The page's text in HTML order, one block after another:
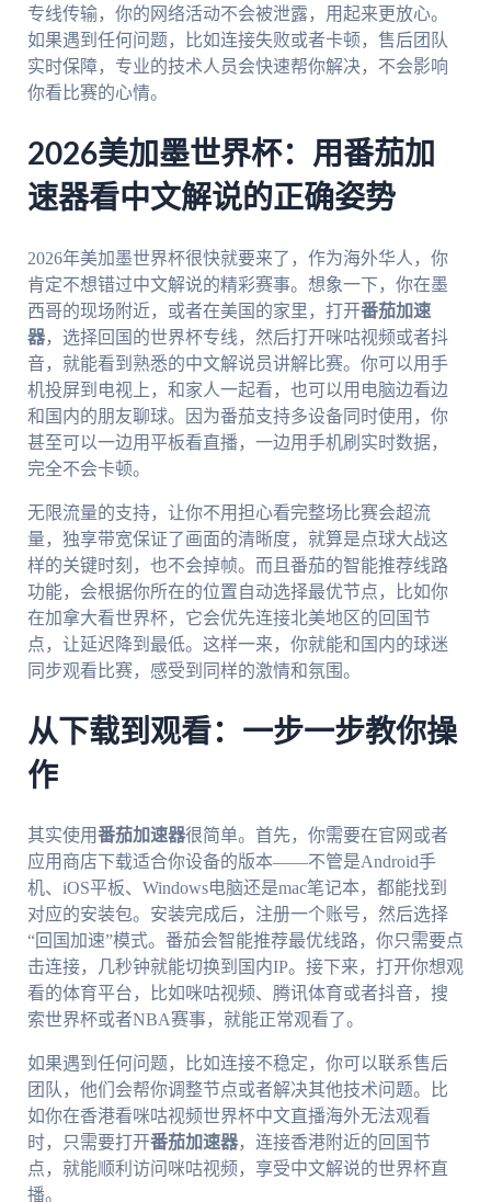
专线传输，你的网络活动不会被泄露，用起来更放心。
如果遇到任何问题，比如连接失败或者卡顿，售后团队
实时保障，专业的技术人员会快速帮你解决，不会影响
你看比赛的心情。
2026美加墨世界杯：用番茄加
速器看中文解说的正确姿势
2026年美加墨世界杯很快就要来了，作为海外华人，你
肯定不想错过中文解说的精彩赛事。想象一下，你在墨
西哥的现场附近，或者在美国的家里，打开番茄加速
器，选择回国的世界杯专线，然后打开咪咕视频或者抖
音，就能看到熟悉的中文解说员讲解比赛。你可以用手
机投屏到电视上，和家人一起看，也可以用电脑边看边
和国内的朋友聊球。因为番茄支持多设备同时使用，你
甚至可以一边用平板看直播，一边用手机刷实时数据，
完全不会卡顿。
无限流量的支持，让你不用担心看完整场比赛会超流
量，独享带宽保证了画面的清晰度，就算是点球大战这
样的关键时刻，也不会掉帧。而且番茄的智能推荐线路
功能，会根据你所在的位置自动选择最优节点，比如你
在加拿大看世界杯，它会优先连接北美地区的回国节
点，让延迟降到最低。这样一来，你就能和国内的球迷
同步观看比赛，感受到同样的激情和氛围。
从下载到观看：一步一步教你操
作
其实使用番茄加速器很简单。首先，你需要在官网或者
应用商店下载适合你设备的版本——不管是Android手
机、iOS平板、Windows电脑还是mac笔记本，都能找到
对应的安装包。安装完成后，注册一个账号，然后选择
“回国加速”模式。番茄会智能推荐最优线路，你只需要点
击连接，几秒钟就能切换到国内IP。接下来，打开你想观
看的体育平台，比如咪咕视频、腾讯体育或者抖音，搜
索世界杯或者NBA赛事，就能正常观看了。
如果遇到任何问题，比如连接不稳定，你可以联系售后
团队，他们会帮你调整节点或者解决其他技术问题。比
如你在香港看咪咕视频世界杯中文直播海外无法观看
时，只需要打开番茄加速器，连接香港附近的回国节
点，就能顺利访问咪咕视频，享受中文解说的世界杯直
播。